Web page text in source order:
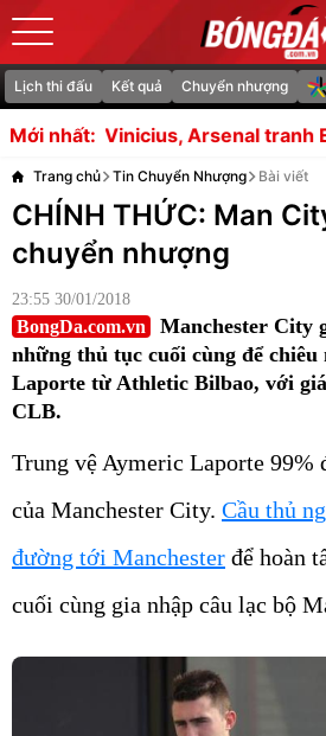
Lịch thi đấu Kết quả Chuyển nhượng
Mới nhất:
Arsenal tranh Esposito 73 triệu
Trang chủ Tin Chuyển Nhượng Bài viết
CHÍNH THỨC: Man
chuyển nhượng
23:55 30/01/2018
BongDa.com.vn
Manchester City
những thủ tục cuối cùng để
Laporte từ Athletic Bilbao, với
CLB.
Trung vệ Aymeric Laporte 99%
của Manchester City. Cầu thủ
đường tới Manchester để hoàn
cuối cùng gia nhập câu lạc bộ